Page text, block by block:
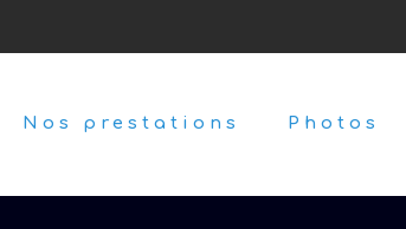
Nos prestations Photos